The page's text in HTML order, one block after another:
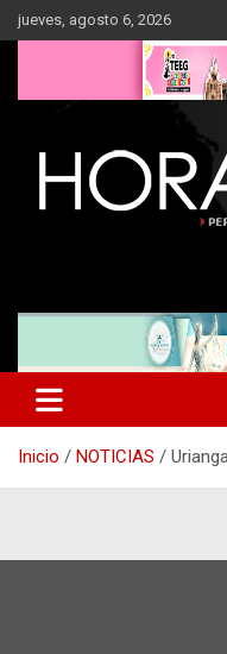
Saltar
al
jueves, agosto 6, 2026
Inicio NOTICIAS